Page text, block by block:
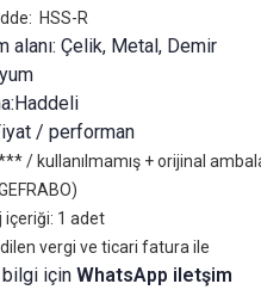
HSS-R
alanı: Çelik, Metal, Demir
/ performan
/ kullanılmamış + orijinal
içeriği: 1 adet
vergi ve ticari fatura ile
bilgi için WhatsApp iletşim